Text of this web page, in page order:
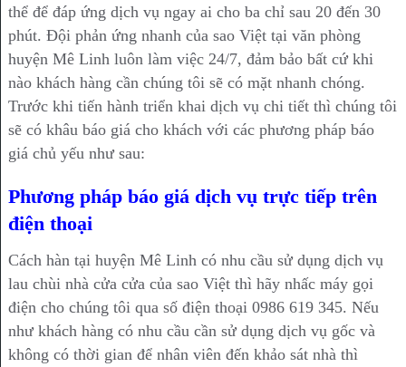
thể để đáp ứng dịch vụ ngay ai cho ba chỉ sau 20 đến 30
phút. Đội phản ứng nhanh của sao Việt tại văn phòng
huyện Mê Linh luôn làm việc 24/7, đảm bảo bất cứ khi
nào khách hàng cần chúng tôi sẽ có mặt nhanh chóng.
Trước khi tiến hành triển khai dịch vụ chi tiết thì chúng tôi
sẽ có khâu báo giá cho khách với các phương pháp báo
giá chủ yếu như sau:
Phương pháp báo giá dịch vụ trực tiếp trên
điện thoại
Cách hàn tại huyện Mê Linh có nhu cầu sử dụng dịch vụ
lau chùi nhà cửa cửa của sao Việt thì hãy nhấc máy gọi
điện cho chúng tôi qua số điện thoại 0986 619 345. Nếu
như khách hàng có nhu cầu cần sử dụng dịch vụ gốc và
không có thời gian để nhân viên đến khảo sát nhà thì